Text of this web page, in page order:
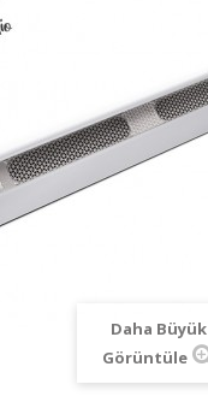
Daha Büyük
Görüntüle